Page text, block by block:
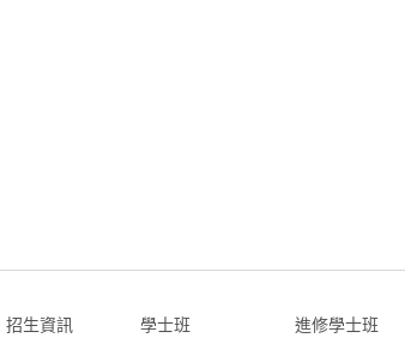
招生資訊 學士班⠀⠀ 進修學士班